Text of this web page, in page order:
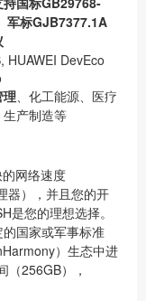
军标GJB7377.1A
HUAWEI DevEco
理 、化工能源、医疗
生产制造等
网络速度
器），并且您的开
是您的理想选择。
的国家或军事标准
）生态中进
（256GB），